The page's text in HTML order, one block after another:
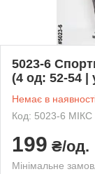
5023-6
(4 од: 52-54 |
Немає в
Код: 5023-6 МІКС
199 ₴/од.
Мінімальне